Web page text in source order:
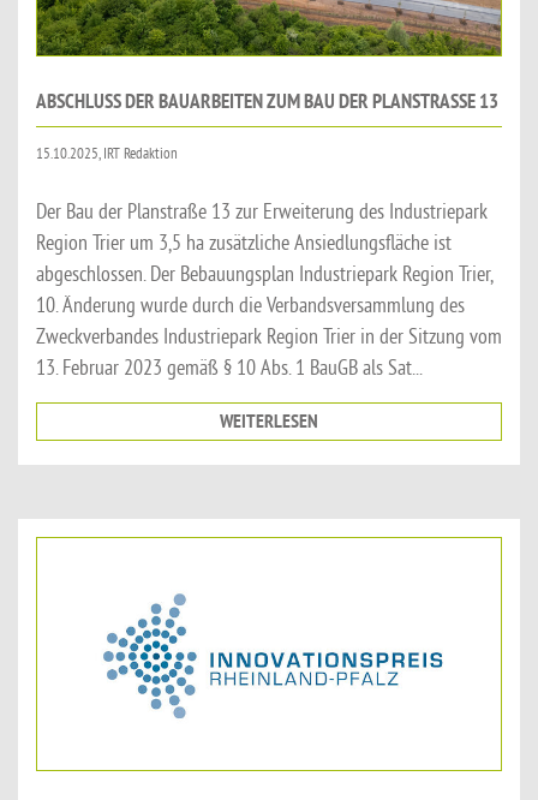
ABSCHLUSS DER BAUARBEITEN ZUM BAU DER PLANSTRASSE 13
15.10.2025, IRT Redaktion
Der Bau der Planstraße 13 zur Erweiterung des Industriepark
Region Trier um 3,5 ha zusätzliche Ansiedlungsfläche ist
abgeschlossen. Der Bebauungsplan Industriepark Region Trier,
10. Änderung wurde durch die Verbandsversammlung des
Zweckverbandes Industriepark Region Trier in der Sitzung vom
13. Februar 2023 gemäß § 10 Abs. 1 BauGB als Sat...
WEITERLESEN